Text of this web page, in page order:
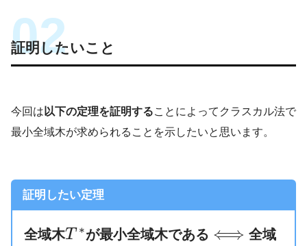
証明したいこと
今回は 以下の定理を証明することによってクラスカル法で
最小全域木が求められることを示したいと思います。
証明したい定理
全域木T ∗が最小全域木である ⟺ 全域